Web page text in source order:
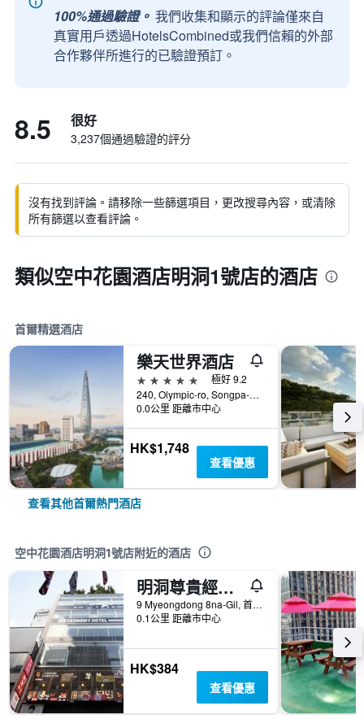
100%通過驗證。 我們收集和顯示的評論僅來自
真實用戶透過HotelsCombined或我們信賴的外部
合作夥伴所進行的已驗證預訂。
8.5 很好
3,237個通過驗證的評分
沒有找到評論。請移除一些篩選項目，更改搜尋內容，或清除
所有篩選以查看評論。
類似空中花園酒店明洞1號店的酒店
首爾精選酒店
樂天世界酒店
5星級
極好 9.2
240, Olympic-ro, Songpa-gu, 首爾, 韓國
0.0公里 距離市中心
HK$1,748
查看優惠
查看其他首爾熱門酒店
空中花園酒店明洞1號店附近的酒店
明洞尊貴經濟酒店
9 Myeongdong 8na-Gil, 首爾, 韓國
0.1公里 距離市中心
HK$384
查看優惠